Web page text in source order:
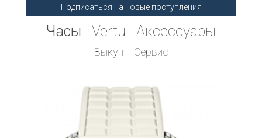
Подписаться на новые поступления
Часы Vertu Аксессуары
Выкуп Сервис